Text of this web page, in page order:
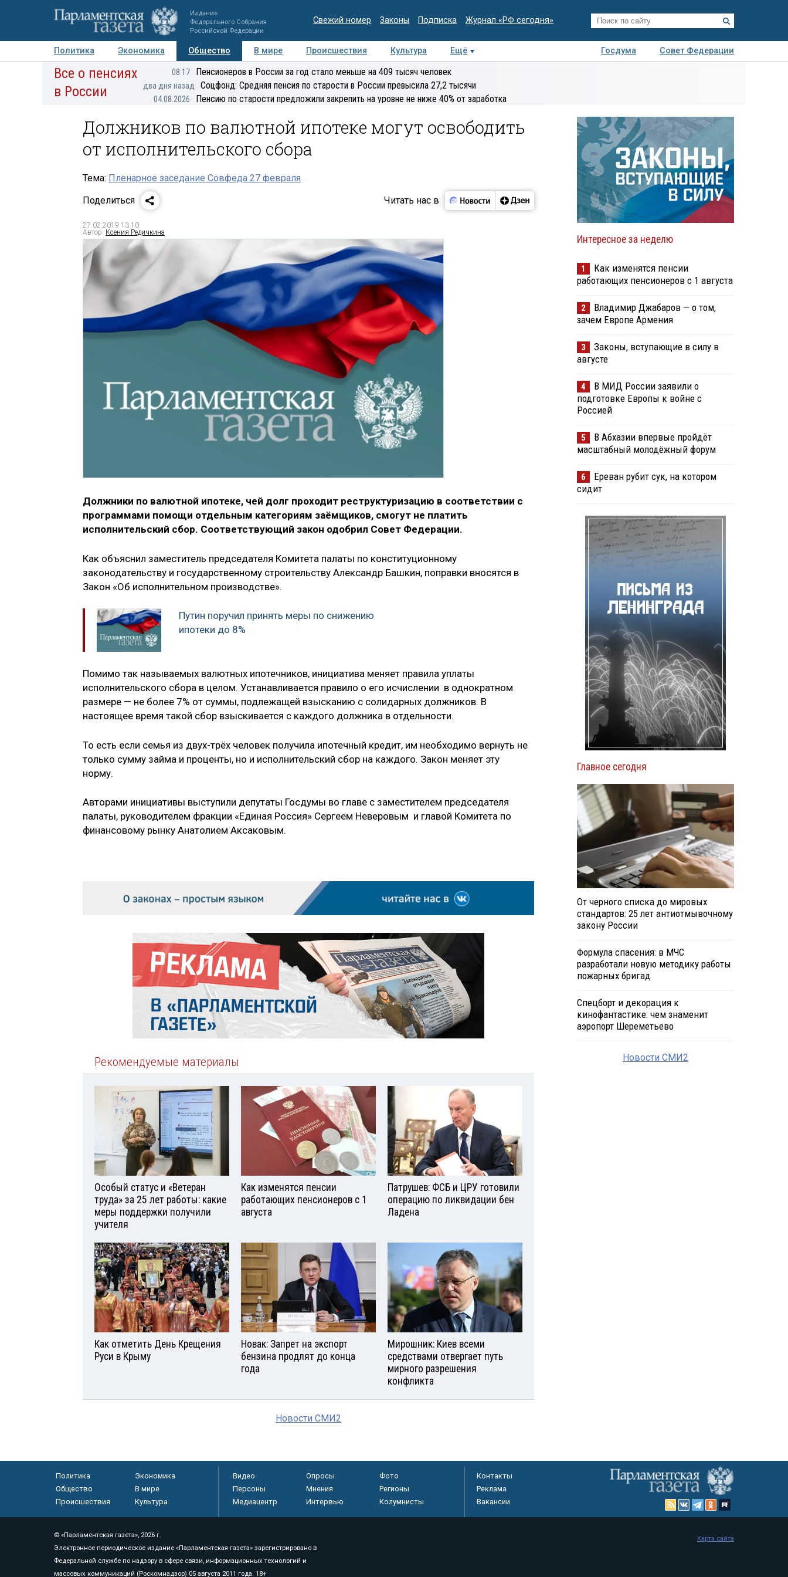
Издание
Федерального Собрания
Российской Федерации
Свежий номер Законы Подписка Журнал «РФ сегодня»
Политика Экономика Общество В мире Происшествия Культура Ещё Госдума
Совет Федерации
Авторы Персоны Мнения Регионы Медиацентр Интервью Колумнисты
Все о пенсиях
в России
08:17 Пенсионеров в России за год стало меньше на 409 тысяч человек
два дня назад Соцфонд: Средняя пенсия по старости в России превысила 27,2 тысячи
04.08.2026 Пенсию по старости предложили закрепить на уровне не ниже 40% от заработка
Должников по валютной ипотеке могут освободить
от исполнительского сбора
Тема: Пленарное заседание Совфеда 27 февраля
Поделиться
Читать нас в
27.02.2019 13:10
Автор: Ксения Редичкина
Должники по валютной ипотеке, чей долг проходит реструктуризацию в соответствии с
программами помощи отдельным категориям заёмщиков, смогут не платить
исполнительский сбор. Соответствующий закон одобрил Совет Федерации.
Как объяснил заместитель председателя Комитета палаты по конституционному
законодательству и государственному строительству Александр Башкин, поправки вносятся в
Закон «Об исполнительном производстве».
Путин поручил принять меры по снижению
ипотеки до 8%
Помимо так называемых валютных ипотечников, инициатива меняет правила уплаты
исполнительского сбора в целом. Устанавливается правило о его исчислении в однократном
размере — не более 7% от суммы, подлежащей взысканию с солидарных должников. В
настоящее время такой сбор взыскивается с каждого должника в отдельности.
То есть если семья из двух-трёх человек получила ипотечный кредит, им необходимо вернуть не
только сумму займа и проценты, но и исполнительский сбор на каждого. Закон меняет эту
норму.
Авторами инициативы выступили депутаты Госдумы во главе с заместителем председателя
палаты, руководителем фракции «Единая Россия» Сергеем Неверовым и главой Комитета по
финансовому рынку Анатолием Аксаковым.
Рекомендуемые материалы
Особый статус и «Ветеран
труда» за 25 лет работы: какие
меры поддержки получили
учителя
Как изменятся пенсии
работающих пенсионеров с 1
августа
Патрушев: ФСБ и ЦРУ готовили
операцию по ликвидации бен
Ладена
Как отметить День Крещения
Руси в Крыму
Новак: Запрет на экспорт
бензина продлят до конца
года
Мирошник: Киев всеми
средствами отвергает путь
мирного разрешения
конфликта
Новости СМИ2
Интересное за неделю
1
Как изменятся пенсии
работающих пенсионеров с 1 августа
2
Владимир Джабаров — о том,
зачем Европе Армения
3
Законы, вступающие в силу в
августе
4
В МИД России заявили о
подготовке Европы к войне с
Россией
5
В Абхазии впервые пройдёт
масштабный молодёжный форум
6
Ереван рубит сук, на котором
сидит
Главное сегодня
От черного списка до мировых
стандартов: 25 лет антиотмывочному
закону России
Формула спасения: в МЧС
разработали новую методику работы
пожарных бригад
Спецборт и декорация к
кинофантастике: чем знаменит
аэропорт Шереметьево
Новости СМИ2
Политика
Экономика
Общество
В мире
Происшествия
Культура
Видео Опросы
Фото
Персоны
Мнения
Регионы
Медиацентр
Интервью Колумнисты
Контакты
Реклама
Вакансии
© «Парламентская газета», 2026 г.
Электронное периодическое издание «Парламентская газета» зарегистрировано в
Федеральной службе по надзору в сфере связи, информационных технологий и
массовых коммуникаций (Роскомнадзор) 05 августа 2011 года. 18+
Карта сайта